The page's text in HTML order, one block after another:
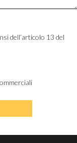
dell’articolo 13 del